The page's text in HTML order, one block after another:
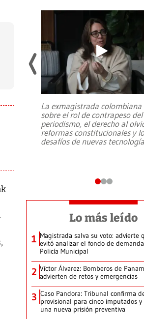
La exmagistrada colombiana
sobre el rol de contrapeso del
periodismo, el derecho al
reformas constitucionales y
desafíos de nuevas
Lo más leído
1 Magistrada salva su voto: advierte
evitó analizar el fondo de
Policía Municipal
2 Víctor Álvarez: Bomberos de
advierten de retos y emergencias
3 Caso Pandora: Tribunal confirma
provisional para cinco imputados y
una nueva prisión preventiva